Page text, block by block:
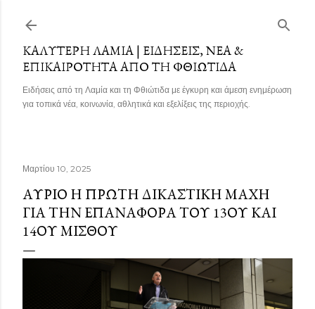
ΚΑΛΎΤΕΡΗ ΛΑΜΊΑ | ΕΙΔΉΣΕΙΣ, ΝΈΑ &
ΕΠΙΚΑΙΡΌΤΗΤΑ ΑΠΌ ΤΗ ΦΘΙΏΤΙΔΑ
Ειδήσεις από τη Λαμία και τη Φθιώτιδα με έγκυρη και άμεση ενημέρωση
για τοπικά νέα, κοινωνία, αθλητικά και εξελίξεις της περιοχής.
Μαρτίου 10, 2025
ΑΎΡΙΟ Η ΠΡΏΤΗ ΔΙΚΑΣΤΙΚΉ ΜΆΧΗ
ΓΙΑ ΤΗΝ ΕΠΑΝΑΦΟΡΆ ΤΟΥ 13ΟΥ ΚΑΙ
14ΟΥ ΜΙΣΘΟΎ